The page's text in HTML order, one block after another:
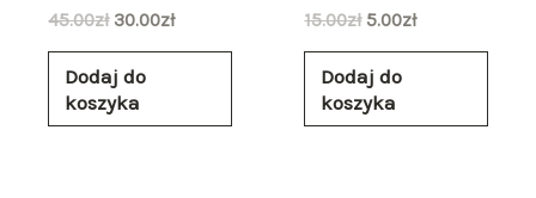
45.00zł 30.00zł
Dodaj do
koszyka
15.00zł 5.00zł
Dodaj do
koszyka